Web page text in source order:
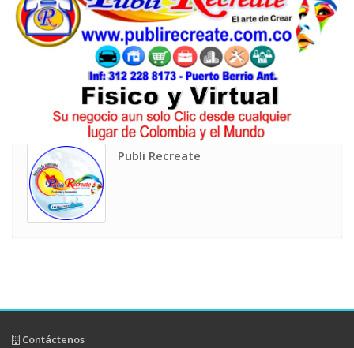
Publi Recreate
Contáctenos